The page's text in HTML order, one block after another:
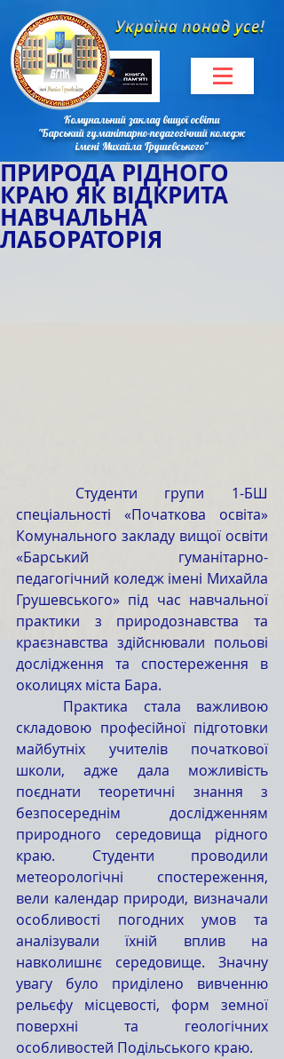
Комунальний заклад вищої освіти
"Барський гуманітарно-педагогічний коледж
імені Михайла Грушевського"
ПРИРОДА РІДНОГО
КРАЮ ЯК ВІДКРИТА
НАВЧАЛЬНА
ЛАБОРАТОРІЯ
спеціальності «Початкова освіта»
Комунального закладу вищої освіти
«Барський гуманітарно-
педагогічний коледж імені Михайла
Грушевського» під час навчальної
практики з природознавства та
краєзнавства здійснювали польові
дослідження та спостереження в
околицях міста Бара.
складовою професійної підготовки
майбутніх учителів початкової
школи, адже дала можливість
поєднати теоретичні знання з
безпосереднім дослідженням
природного середовища рідного
краю. Студенти проводили
метеорологічні спостереження,
вели календар природи, визначали
особливості погодних умов та
аналізували їхній вплив на
навколишнє середовище. Значну
увагу було приділено вивченню
рельєфу місцевості, форм земної
поверхні та геологічних
особливостей Подільського краю.